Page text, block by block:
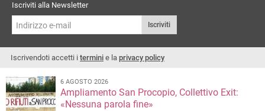
Iscriviti alla Newsletter
Iscriviti
Iscrivendoti accetti i termini e la privacy policy
6 AGOSTO 2026
Ampliamento San Procopio, Collettivo Exit:
«Nessuna parola fine»